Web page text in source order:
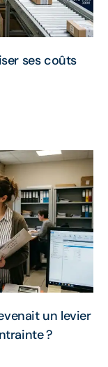
ses coûts
un levier
?